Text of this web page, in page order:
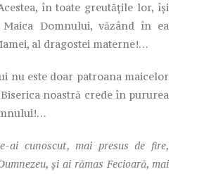
în toate greutăţile lor, îşi
Domnului, văzând în ea
al dragostei materne!…
nu este doar patroana maicelor
noastră crede în pururea
cunoscut, mai presus de fire,
şi ai rămas Fecioară, mai